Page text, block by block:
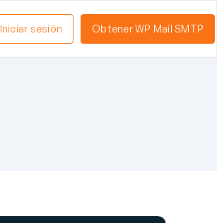
Iniciar sesión Obtener WP Mail SMTP